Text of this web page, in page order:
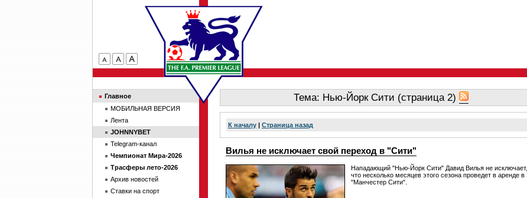
Тема: Нью-Йорк Сити (страница 2)
К началу | Страница назад
Вилья не исключает свой переход в "Сити"
Нападающий "Нью-Йорк Сити" Давид Вилья не исключает,
что несколько месяцев этого сезона проведет в аренде в
"Манчестер Сити".
Главное
МОБИЛЬНАЯ ВЕРСИЯ
Лента
JOHNNYBET
Telegram-канал
Чемпионат Мира-2026
Трасферы лето-2026
Архив новостей
Ставки на спорт